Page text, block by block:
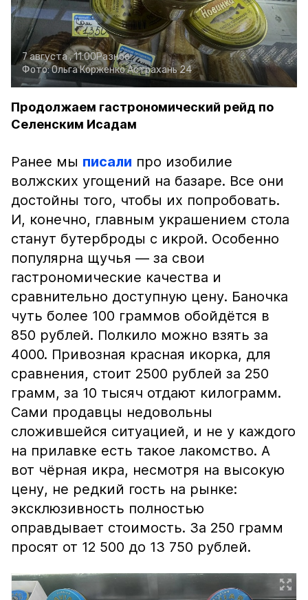
7 августа , 11:00Разное
Фото:Ольга КорженкоАстрахань 24
Продолжаем гастрономический рейд по
Селенским Исадам
Ранее мы писали про изобилие
волжских угощений на базаре. Все они
достойны того, чтобы их попробовать.
И, конечно, главным украшением стола
станут бутерброды с икрой. Особенно
популярна щучья — за свои
гастрономические качества и
сравнительно доступную цену. Баночка
чуть более 100 граммов обойдётся в
850 рублей. Полкило можно взять за
4000. Привозная красная икорка, для
сравнения, стоит 2500 рублей за 250
грамм, за 10 тысяч отдают килограмм.
Сами продавцы недовольны
сложившейся ситуацией, и не у каждого
на прилавке есть такое лакомство. А
вот чёрная икра, несмотря на высокую
цену, не редкий гость на рынке:
эксклюзивность полностью
оправдывает стоимость. За 250 грамм
просят от 12 500 до 13 750 рублей.